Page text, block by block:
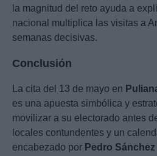
la magnitud del reto ayuda a
nacional multiplica las visitas a
semanas decisivas.
Conclusión
La cita del 13 de mayo en
es una apuesta simbólica y
movilizar a su electorado antes
locales contundentes y un
encabezado por Pedro Sánchez